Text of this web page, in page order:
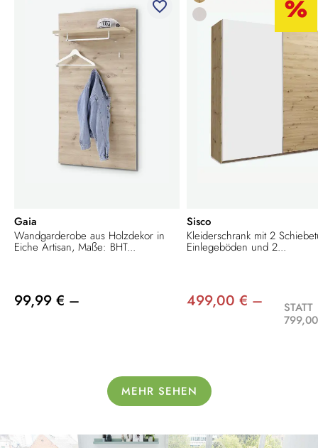
favorite_border
Gaia
Wandgarderobe aus Holzdekor in
Eiche Artisan, Maße: BHT...
99,99 € –
Sisco
Kleiderschrank mit 2
Einlegeböden und 2...
499,00 € –
STATT
MEHR SEHEN